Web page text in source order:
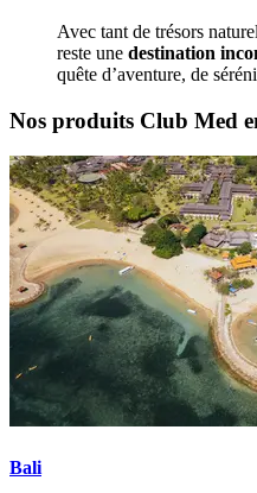
Avec tant de trésors
reste une destination
quête d’aventure, de
Nos produits Club Med
Bali